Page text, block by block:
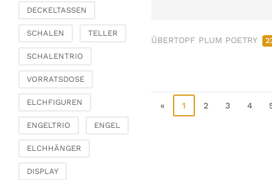
ÜBERTOPF PLUM POETRY
« 1 2 3 4
Schmetterlinge, Vögel,
Glasschmuck
Traumfänger
Diverses
Windlichter & Laternen
DECKELTASSEN
SCHALEN TELLER
SCHALENTRIO
VORRATSDOSE
ELCHFIGUREN
ENGELTRIO ENGEL
ELCHHÄNGER
DISPLAY